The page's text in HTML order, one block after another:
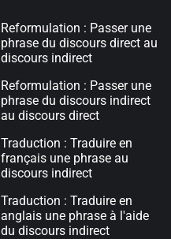
Reformulation : Passer une
phrase du discours direct au
discours indirect
Reformulation : Passer une
phrase du discours indirect
au discours direct
Traduction : Traduire en
français une phrase au
discours indirect
Traduction : Traduire en
anglais une phrase à l'aide
du discours indirect